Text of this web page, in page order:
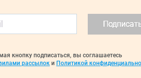
кнопку подписаться, вы соглашаетесь
рассылок и Политикой